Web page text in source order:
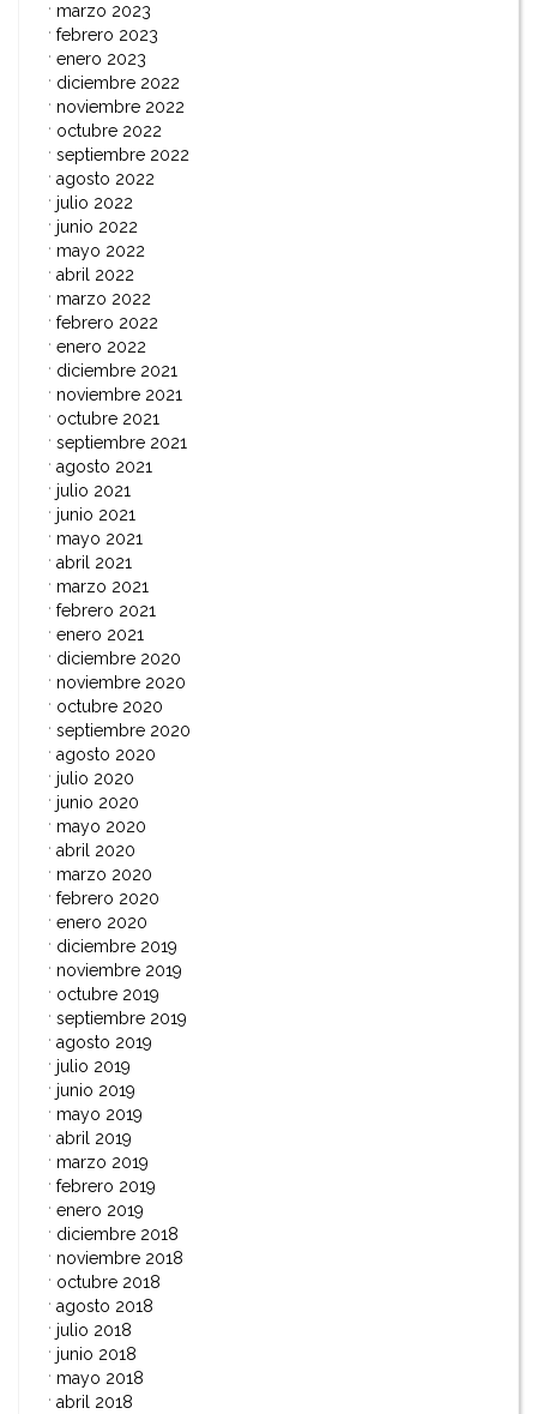
marzo 2023
febrero 2023
enero 2023
diciembre 2022
noviembre 2022
octubre 2022
septiembre 2022
agosto 2022
julio 2022
junio 2022
mayo 2022
abril 2022
marzo 2022
febrero 2022
enero 2022
diciembre 2021
noviembre 2021
octubre 2021
septiembre 2021
agosto 2021
julio 2021
junio 2021
mayo 2021
abril 2021
marzo 2021
febrero 2021
enero 2021
diciembre 2020
noviembre 2020
octubre 2020
septiembre 2020
agosto 2020
julio 2020
junio 2020
mayo 2020
abril 2020
marzo 2020
febrero 2020
enero 2020
diciembre 2019
noviembre 2019
octubre 2019
septiembre 2019
agosto 2019
julio 2019
junio 2019
mayo 2019
abril 2019
marzo 2019
febrero 2019
enero 2019
diciembre 2018
noviembre 2018
octubre 2018
agosto 2018
julio 2018
junio 2018
mayo 2018
abril 2018